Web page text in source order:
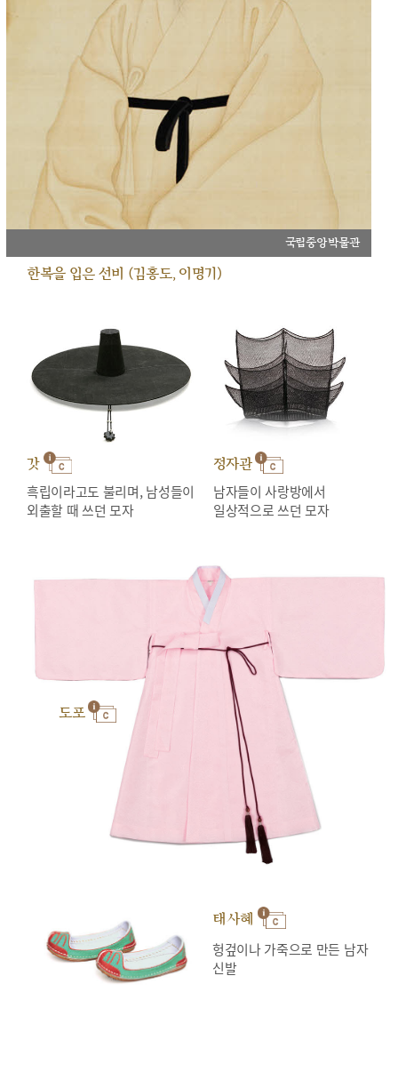
국립중앙박물관
한복을 입은 선비 (김홍도, 이명기)
갓
흑립이라고도 불리며, 남성들이
외출할 때 쓰던 모자
정자관
남자들이 사랑방에서
일상적으로 쓰던 모자
도포
태사혜
헝겊이나 가죽으로 만든 남자
신발